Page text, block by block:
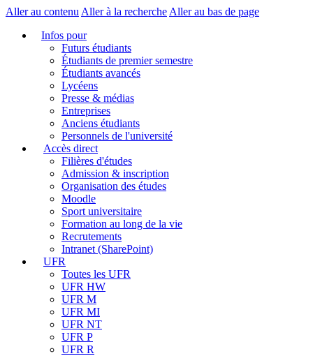
Aller au contenu Aller à la recherche Aller au bas de page
Infos pour
Futurs étudiants
Étudiants de premier semestre
Étudiants avancés
Lycéens
Presse & médias
Entreprises
Anciens étudiants
Personnels de l'université
Accès direct
Filières d'études
Admission & inscription
Organisation des études
Moodle
Sport universitaire
Formation au long de la vie
Recrutements
Intranet (SharePoint)
UFR
Toutes les UFR
UFR HW
UFR M
UFR MI
UFR NT
UFR P
UFR R